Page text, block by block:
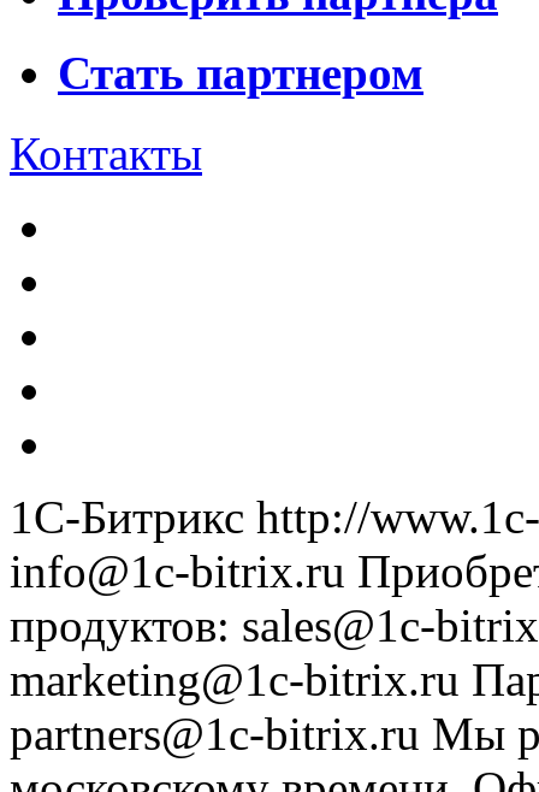
Стать партнером
Контакты
1С-Битрикс http://
info@1c-bitrix.ru
продуктов: sales@1c-
marketing@1c-bitrix.ru
partners@1c-bitrix.ru Мы